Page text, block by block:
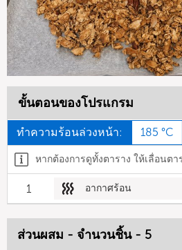
ขั้นตอนของโปรแกรม
ทำความร้อนล่วงหน้า: 185 °C
หากต้องการดูทั้งตาราง ให้เลื่อนตา
1 อากาศร้อน
ส่วนผสม - จำนวนชิ้น - 5